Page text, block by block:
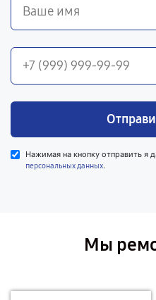
Нажимая на кнопку отправить я
персональных данных.
Мы